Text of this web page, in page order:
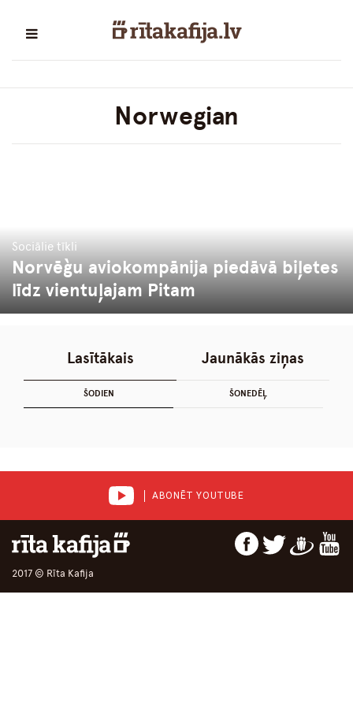
Norwegian
Sociālie tīkli
Norvēģu aviokompānija piedāvā biļetes
līdz vientuļajam Pitam
Lasītākais
ŠODIEN ŠONEDĒĻ
Jaunākās ziņas
ABONĒT YOUTUBE
2017 © Rīta Kafija